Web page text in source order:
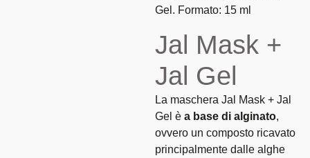
Gel. Formato: 15 ml
Jal Mask +
Jal Gel
La maschera Jal Mask + Jal
Gel è a base di alginato,
ovvero un composto ricavato
principalmente dalle alghe